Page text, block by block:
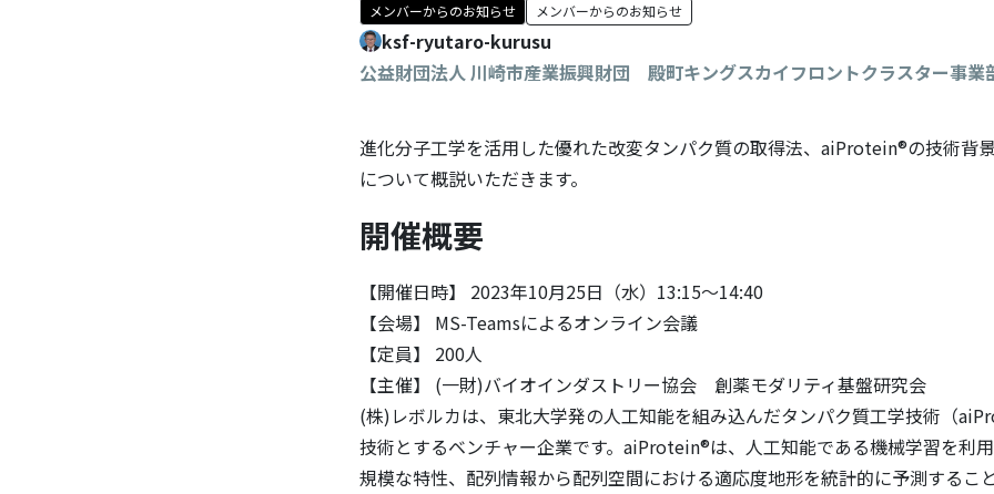
メンバーからのお知らせ メンバーからのお知らせ
ksf-ryutaro-kurusu
公益財団法人 川崎市産業振興財団 殿町キングスカイフロントクラスター事業
進化分子工学を活用した優れた改変タンパク質の取得法、aiProtein®の技術背
について概説いただきます。
開催概要
【開催日時】 2023年10月25日（水）13:15～14:40
【会場】 MS-Teamsによるオンライン会議
【定員】 200人
【主催】 (一財)バイオインダストリー協会 創薬モダリティ基盤研究会
(株)レボルカは、東北大学発の人工知能を組み込んだタンパク質工学技術（
技術とするベンチャー企業です。aiProtein®は、人工知能である機械学習を利
規模な特性、配列情報から配列空間における適応度地形を統計的に予測するこ